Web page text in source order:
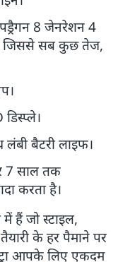
8 जेनरेशन 4
जिससे सब कुछ तेज,
लंबी बैटरी लाइफ।
7 साल तक
करता है।
हैं जो स्टाइल,
के हर पैमाने पर
आपके लिए एकदम